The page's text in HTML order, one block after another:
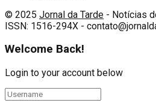
© 2025 Jornal da Tarde - Notícias
ISSN: 1516-294X -
Welcome Back!
Login to your account below